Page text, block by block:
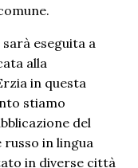
eseguita a
alla
in questa
stiamo
del
in lingua
in diverse città